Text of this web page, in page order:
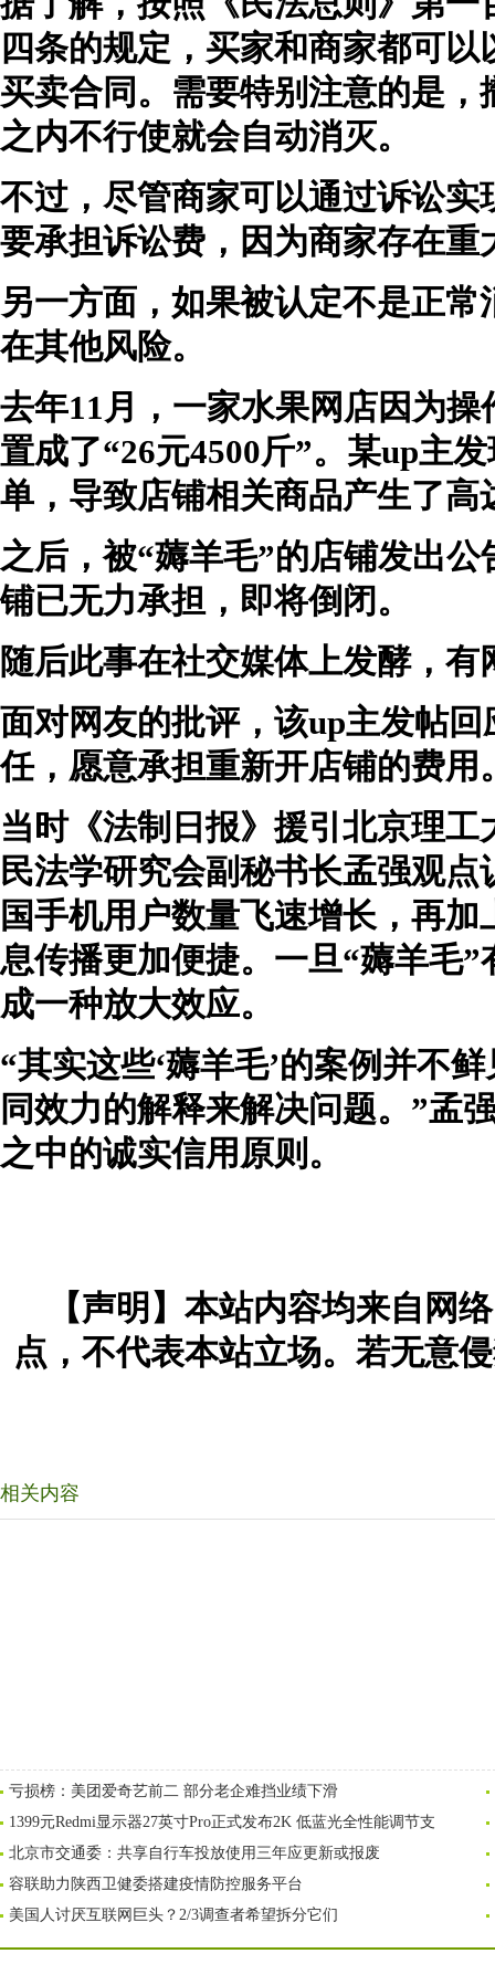
四条的规定，买家和商家都可
买卖合同。需要特别注意的是
之内不行使就会自动消灭。
不过，尽管商家可以通过诉讼
要承担诉讼费，因为商家存在重
另一方面，如果被认定不是正
在其他风险。
去年11月，一家水果网店因为操
置成了“26元4500斤”。某up主
单，导致店铺相关商品产生了高
之后，被“薅羊毛”的店铺发出
铺已无力承担，即将倒闭。
随后此事在社交媒体上发酵，
面对网友的批评，该up主发帖
任，愿意承担重新开店铺的费用
当时《法制日报》援引北京理
民法学研究会副秘书长孟强观
国手机用户数量飞速增长，再
息传播更加便捷。一旦“薅羊毛
成一种放大效应。
“其实这些‘薅羊毛’的案例并不
同效力的解释来解决问题。”孟
之中的诚实信用原则。
【声明】本站内容均来自网
点，不代表本站立场。若无意
相关内容
亏损榜：美团爱奇艺前二 部分老企难挡业绩下滑
1399元Redmi显示器27英寸Pro正式发布2K 低蓝光全性能调节支
北京市交通委：共享自行车投放使用三年应更新或报废
容联助力陕西卫健委搭建疫情防控服务平台
美国人讨厌互联网巨头？2/3调查者希望拆分它们